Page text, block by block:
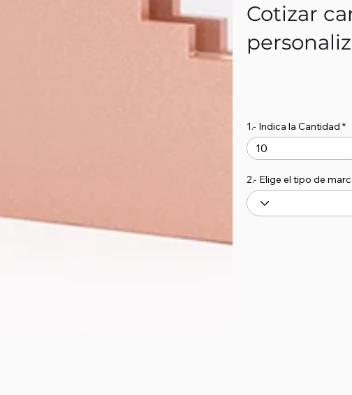
Cotizar
1.- Indica la Cantidad
2.- Elige el tipo de